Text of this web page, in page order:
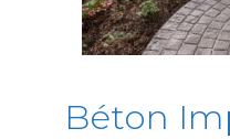
Béton